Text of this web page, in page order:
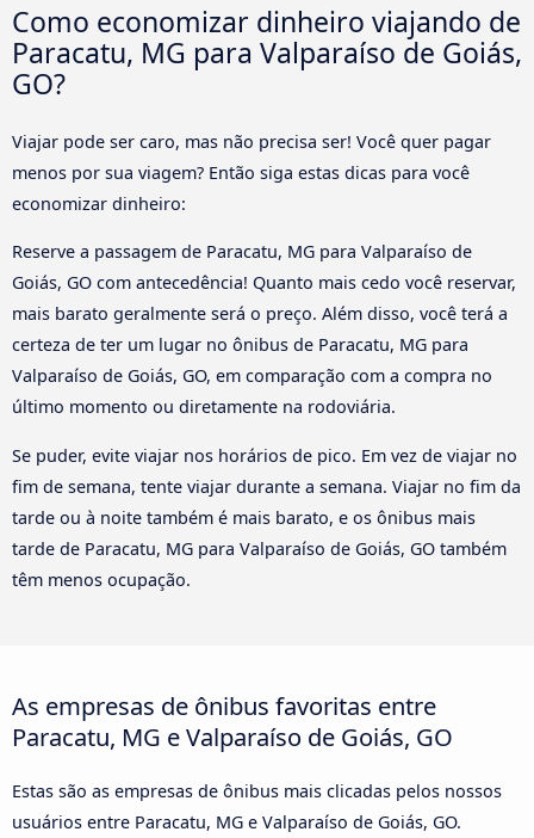
Como economizar dinheiro viajando de
Paracatu, MG para Valparaíso de Goiás,
GO?
Viajar pode ser caro, mas não precisa ser! Você quer pagar
menos por sua viagem? Então siga estas dicas para você
economizar dinheiro:
Reserve a passagem de Paracatu, MG para Valparaíso de
Goiás, GO com antecedência! Quanto mais cedo você reservar,
mais barato geralmente será o preço. Além disso, você terá a
certeza de ter um lugar no ônibus de Paracatu, MG para
Valparaíso de Goiás, GO, em comparação com a compra no
último momento ou diretamente na rodoviária.
Se puder, evite viajar nos horários de pico. Em vez de viajar no
fim de semana, tente viajar durante a semana. Viajar no fim da
tarde ou à noite também é mais barato, e os ônibus mais
tarde de Paracatu, MG para Valparaíso de Goiás, GO também
têm menos ocupação.
As empresas de ônibus favoritas entre
Paracatu, MG e Valparaíso de Goiás, GO
Estas são as empresas de ônibus mais clicadas pelos nossos
usuários entre Paracatu, MG e Valparaíso de Goiás, GO.